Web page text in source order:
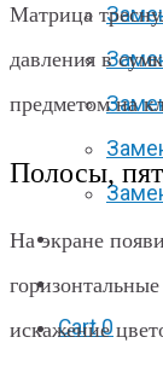
Вакансии
F.A.Q
Cart 0
Матрица
давления в
предметом на
Полосы,
На экране
искажение